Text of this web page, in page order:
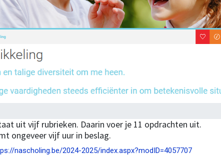
uit vijf rubrieken. Daarin voer je 11 opdrachten uit.
ongeveer vijf uur in beslag.
nascholing.be/2024-2025/index.aspx?modID=4057707